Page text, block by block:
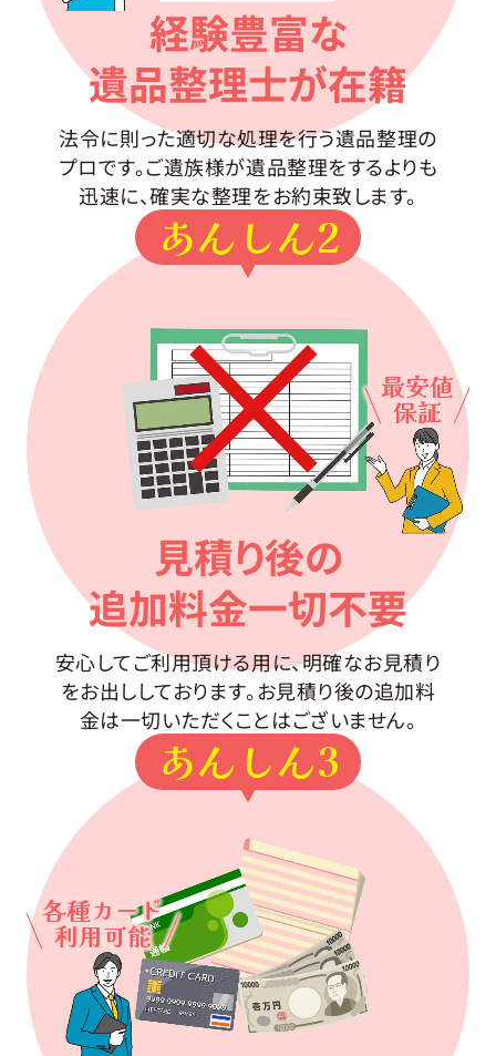
経験豊富な
遺品整理士が在籍
法令に則った適切な処理を行う遺品整理の
プロです。ご遺族様が遺品整理をするよりも
迅速に、確実な整理をお約束致します。
あんしん2
見積り後の
追加料金一切不要
安心してご利用頂ける用に、明確なお見積り
をお出ししております。お見積り後の追加料
金は一切いただくことはございません。
最安値
保証
あんしん3
各種カード
利用可能